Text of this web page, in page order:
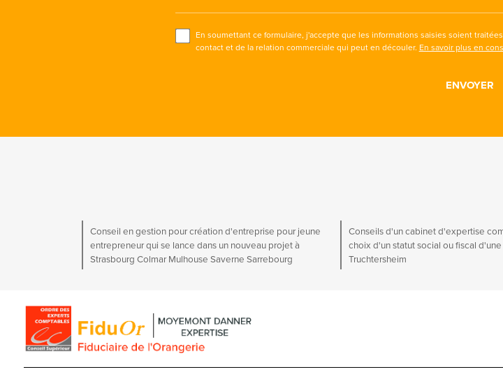
En soumettant ce formulaire, j'accepte que les informations saisies soient
contact et de la relation commerciale qui peut en découler. En savoir plus en
Conseil en gestion pour création d'entreprise pour jeune
entrepreneur qui se lance dans un nouveau projet à
Strasbourg Colmar Mulhouse Saverne Sarrebourg
Conseils d'un cabinet d'expertise
choix d'un statut social ou fiscal
Truchtersheim